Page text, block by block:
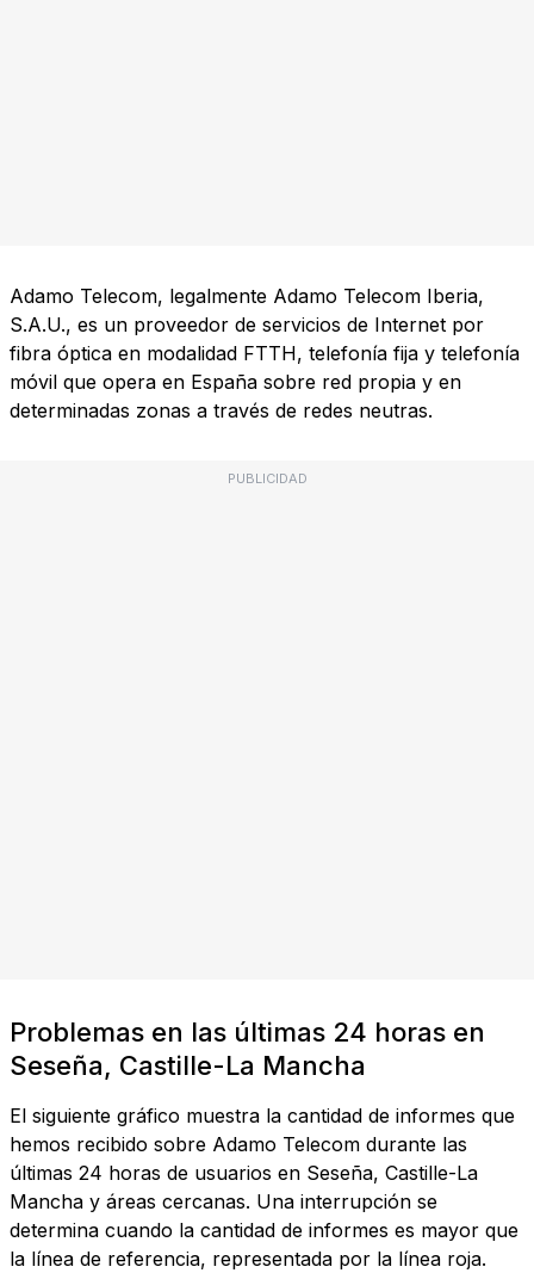
Adamo Telecom, legalmente Adamo Telecom Iberia,
S.A.U., es un proveedor de servicios de Internet por
fibra óptica en modalidad FTTH, telefonía fija y telefonía
móvil que opera en España sobre red propia y en
determinadas zonas a través de redes neutras.
PUBLICIDAD
Problemas en las últimas 24 horas en
Seseña, Castille-La Mancha
El siguiente gráfico muestra la cantidad de informes que
hemos recibido sobre Adamo Telecom durante las
últimas 24 horas de usuarios en Seseña, Castille-La
Mancha y áreas cercanas. Una interrupción se
determina cuando la cantidad de informes es mayor que
la línea de referencia, representada por la línea roja.